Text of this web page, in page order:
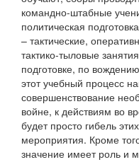
командно-штабные
политическая
– тактические,
тактико-тыловые
подготовке, по
этот учебный процесс
совершенствование
войне, к действиям во
будет просто гибель
мероприятия. Кроме
значение имеет роль и